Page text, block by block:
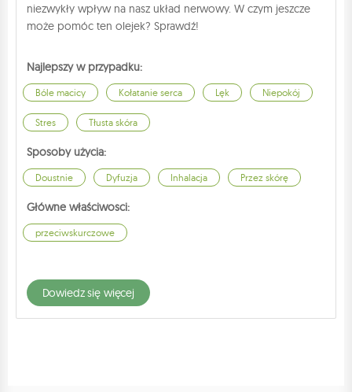
niezwykły wpływ na nasz układ nerwowy. W czym jeszcze
może pomóc ten olejek? Sprawdź!
Najlepszy w przypadku:
Bóle macicy Kołatanie serca Lęk Niepokój
Stres Tłusta skóra
Sposoby użycia:
Doustnie Dyfuzja Inhalacja Przez skórę
Główne właściwosci:
przeciwskurczowe
dowiedz się więcej